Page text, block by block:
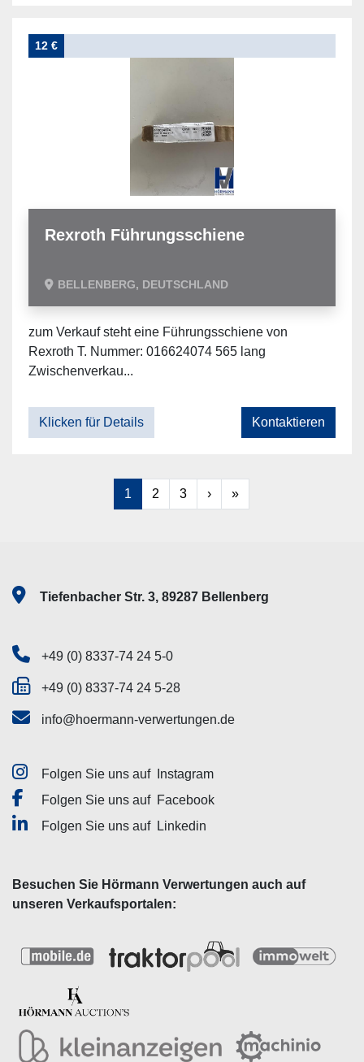
12 €
Rexroth Führungsschiene
BELLENBERG, DEUTSCHLAND
zum Verkauf steht eine Führungsschiene von
Rexroth T. Nummer: 016624074 565 lang
Zwischenverkau...
Klicken für Details Kontaktieren
1 2 3 › »
Tiefenbacher Str. 3, 89287 Bellenberg
+49 (0) 8337-74 24 5-0
+49 (0) 8337-74 24 5-28
info@hoermann-verwertungen.de
Folgen Sie uns auf
Instagram
Folgen Sie uns auf Facebook
Folgen Sie uns auf
Linkedin
Besuchen Sie Hörmann Verwertungen auch auf
unseren Verkaufsportalen: